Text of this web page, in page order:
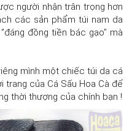
người nhận trân trọng hơn
các sản phẩm túi nam da
đồng tiền bác gạo’’ mà
mình một chiếc túi da cá
của Cá Sấu Hoa Cà để
thời thượng của chính bạn !